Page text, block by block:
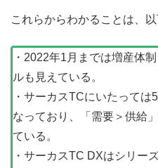
これらからわかることは、以
・2022年1月までは増産体
ルも見えている。
・サーカスTCにいたっては
なっており、「需要＞供給
ている。
・サーカスTC DXはシリー